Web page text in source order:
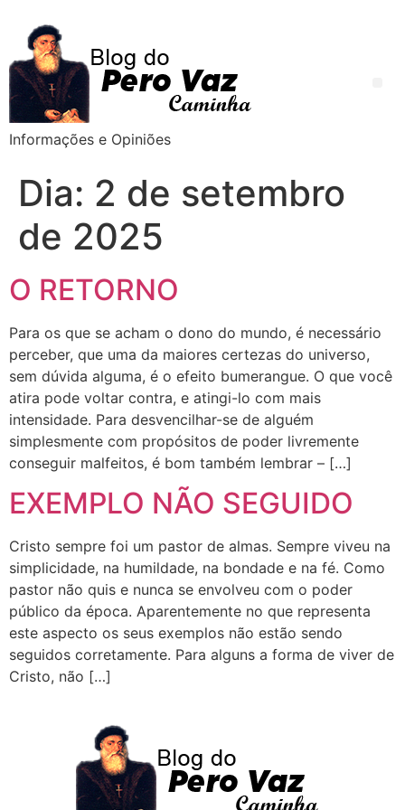
Informações e Opiniões
Dia: 2 de setembro
de 2025
O RETORNO
Para os que se acham o dono do mundo, é necessário
perceber, que uma da maiores certezas do universo,
sem dúvida alguma, é o efeito bumerangue. O que você
atira pode voltar contra, e atingi-lo com mais
intensidade. Para desvencilhar-se de alguém
simplesmente com propósitos de poder livremente
conseguir malfeitos, é bom também lembrar – […]
EXEMPLO NÃO SEGUIDO
Cristo sempre foi um pastor de almas. Sempre viveu na
simplicidade, na humildade, na bondade e na fé. Como
pastor não quis e nunca se envolveu com o poder
público da época. Aparentemente no que representa
este aspecto os seus exemplos não estão sendo
seguidos corretamente. Para alguns a forma de viver de
Cristo, não […]